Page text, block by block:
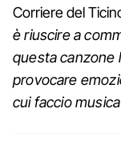
Corriere del
è riuscire a
questa canzone
provocare
cui faccio